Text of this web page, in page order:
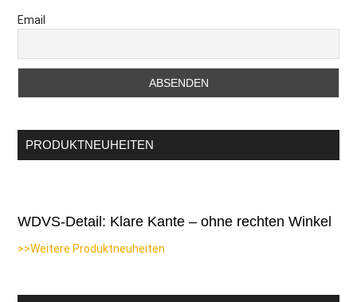
Email
PRODUKTNEUHEITEN
WDVS-Detail: Klare Kante – ohne rechten Winkel
>>Weitere Produktneuheiten